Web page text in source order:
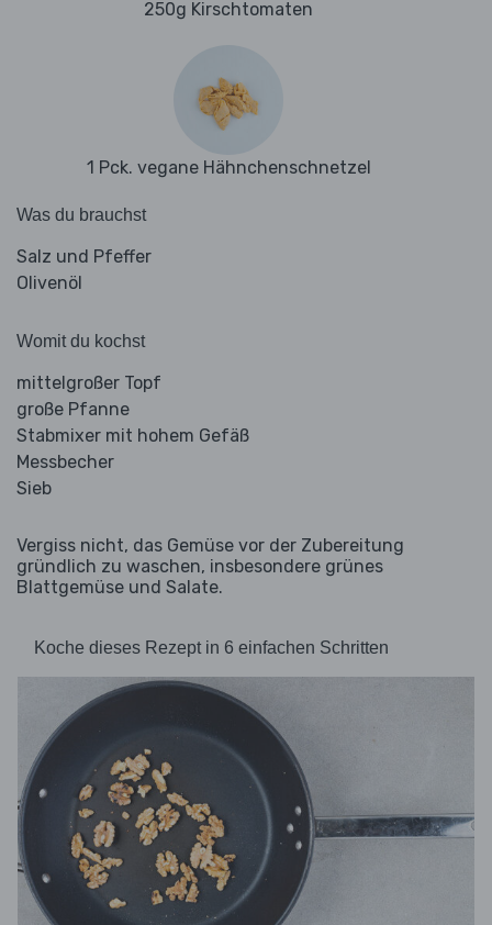
250g Kirschtomaten
1 Pck. vegane Hähnchenschnetzel
Was du brauchst
Salz und Pfeffer
Olivenöl
Womit du kochst
mittelgroßer Topf
große Pfanne
Stabmixer mit hohem Gefäß
Messbecher
Sieb
Vergiss nicht, das Gemüse vor der Zubereitung
gründlich zu waschen, insbesondere grünes
Blattgemüse und Salate.
Koche dieses Rezept in 6 einfachen Schritten